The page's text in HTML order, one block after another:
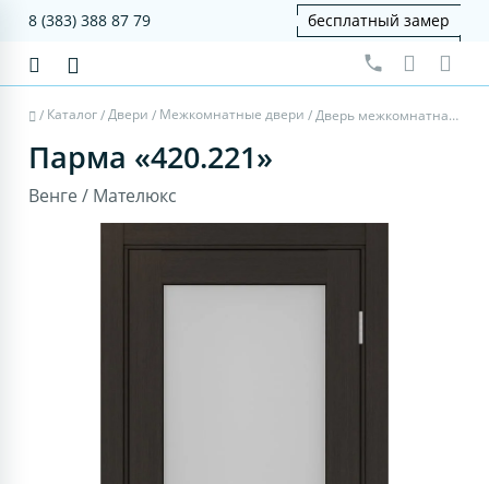
8 (383) 388 87 79 бесплатный замер
/ Каталог/Двери / Межкомнатные двери / Дверь межкомнатная Парма 420.221 - венге, мателюкс
Парма «420.221»
Венге / Мателюкс